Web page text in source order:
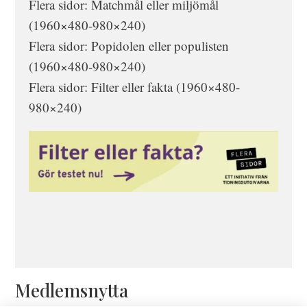
Flera sidor: Matchmål eller miljömål
(1960×480-980×240)
Flera sidor: Popidolen eller populisten
(1960×480-980×240)
Flera sidor: Filter eller fakta (1960×480-
980×240)
Medlemsnytta